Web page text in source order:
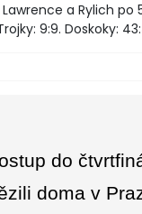
Lawrence a Rylich
9:9. Doskoky:
do
doma v